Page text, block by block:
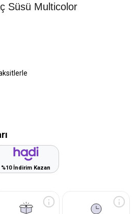
Süsü Multicolor
%10 İndirim Kazan